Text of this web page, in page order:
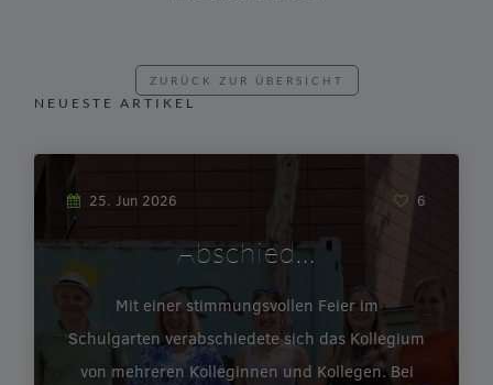
ZURÜCK ZUR ÜBERSICHT
NEUESTE ARTIKEL
25. Jun 2026 6
Abschied…
Mit einer stimmungsvollen Feier im
Schulgarten verabschiedete sich das Kollegium
von mehreren Kolleginnen und Kollegen. Bei